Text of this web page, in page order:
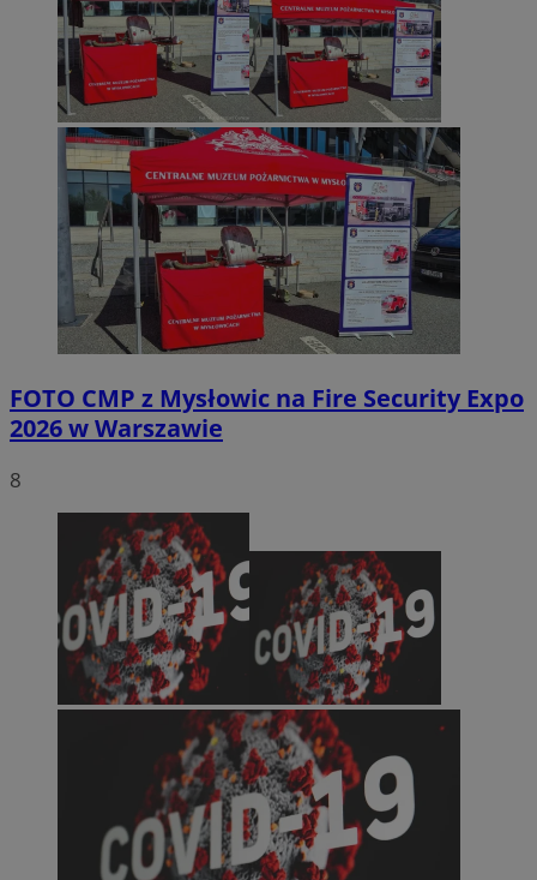
FOTO CMP z Mysłowic na Fire Security Expo
2026 w Warszawie
8